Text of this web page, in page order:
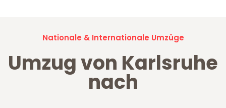
Nationale & Internationale Umzüge
Umzug von Karlsruhe
nach